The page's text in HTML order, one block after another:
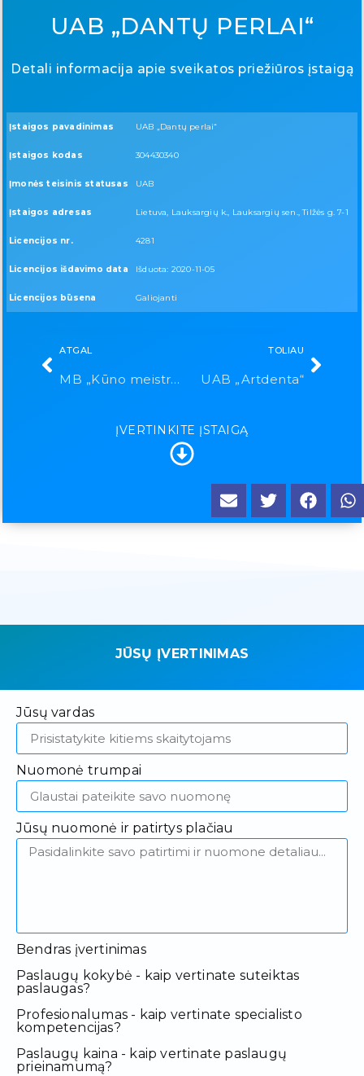
UAB „DANTŲ PERLAI“
Detali informacija apie sveikatos priežiūros įstaigą
Įstaigos pavadinimas UAB „Dantų perlai“
Įstaigos kodas 304430340
Įmonės teisinis statusas UAB
Įstaigos adresas Lietuva, Lauksargių k., Lauksargių sen., Tilžės g. 7-1
Licencijos nr. 4281
Licencijos išdavimo data Išduota: 2020-11-05
Licencijos būsena Galiojanti
ATGAL
MB „Kūno meistrai“
TOLIAU
UAB „Artdenta“
ĮVERTINKITE ĮSTAIGĄ
JŪSŲ ĮVERTINIMAS
Jūsų vardas
Nuomonė trumpai
Jūsų nuomonė ir patirtys plačiau
Bendras įvertinimas
Paslaugų kokybė - kaip vertinate suteiktas
paslaugas?
Profesionalumas - kaip vertinate specialisto
kompetencijas?
Paslaugų kaina - kaip vertinate paslaugų
prieinamumą?